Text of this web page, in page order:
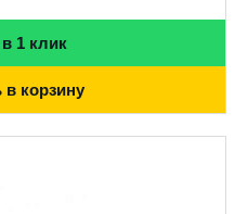
1 клик
в корзину